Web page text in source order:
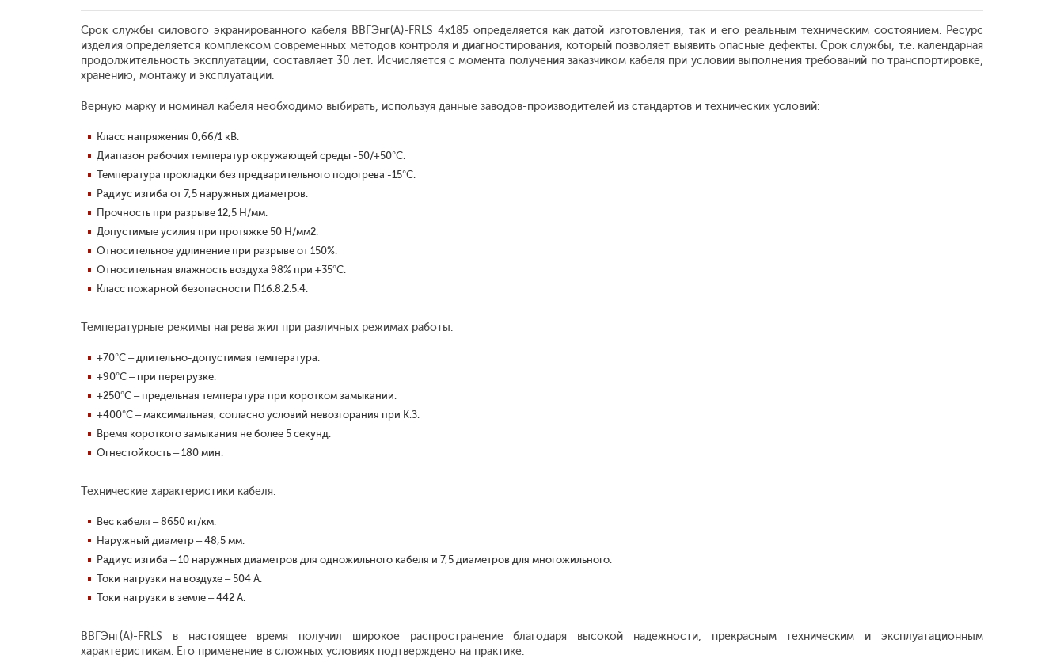
Срок службы силового экранированного кабеля ВВГЭнг(А)-FRLS 4x185 определяется как датой изготовления, так и его реальным техническим состоянием. Ресурс
изделия определяется комплексом современных методов контроля и диагностирования, который позволяет выявить опасные дефекты. Срок службы, т.е. календарная
продолжительность эксплуатации, составляет 30 лет. Исчисляется с момента получения заказчиком кабеля при условии выполнения требований по транспортировке,
хранению, монтажу и эксплуатации.
Верную марку и номинал кабеля необходимо выбирать, используя данные заводов-производителей из стандартов и технических условий:
Класс напряжения 0,66/1 кВ.
Диапазон рабочих температур окружающей среды -50/+50°С.
Температура прокладки без предварительного подогрева -15°С.
Радиус изгиба от 7,5 наружных диаметров.
Прочность при разрыве 12,5 Н/мм.
Допустимые усилия при протяжке 50 Н/мм2.
Относительное удлинение при разрыве от 150%.
Относительная влажность воздуха 98% при +35°С.
Класс пожарной безопасности П1б.8.2.5.4.
Температурные режимы нагрева жил при различных режимах работы:
+70°С – длительно-допустимая температура.
+90°С – при перегрузке.
+250°С – предельная температура при коротком замыкании.
+400°С – максимальная, согласно условий невозгорания при К.З.
Время короткого замыкания не более 5 секунд.
Огнестойкость – 180 мин.
Технические характеристики кабеля:
Вес кабеля – 8650 кг/км.
Наружный диаметр – 48,5 мм.
Радиус изгиба – 10 наружных диаметров для одножильного кабеля и 7,5 диаметров для многожильного.
Токи нагрузки на воздухе – 504 А.
Токи нагрузки в земле – 442 А.
ВВГЭнг(А)-FRLS в настоящее время получил широкое распространение благодаря высокой надежности, прекрасным техническим и эксплуатационным
характеристикам. Его применение в сложных условиях подтверждено на практике.